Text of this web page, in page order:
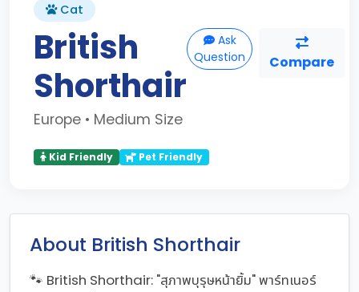
Cat
British
Shorthair
Ask
Question
Compare
Europe • Medium Size
Kid Friendly Pet Friendly
About British Shorthair
🐾 British Shorthair: "สุภาพบุรุษหน้ายิ้ม" พาร์ทเนอร์